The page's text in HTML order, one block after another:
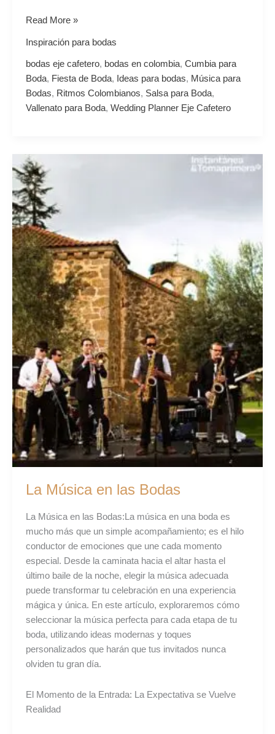
Read More »
Inspiración para bodas
bodas eje cafetero, bodas en colombia, Cumbia para
Boda, Fiesta de Boda, Ideas para bodas, Música para
Bodas, Ritmos Colombianos, Salsa para Boda,
Vallenato para Boda, Wedding Planner Eje Cafetero
La Música en las Bodas
La Música en las Bodas:La música en una boda es
mucho más que un simple acompañamiento; es el hilo
conductor de emociones que une cada momento
especial. Desde la caminata hacia el altar hasta el
último baile de la noche, elegir la música adecuada
puede transformar tu celebración en una experiencia
mágica y única. En este artículo, exploraremos cómo
seleccionar la música perfecta para cada etapa de tu
boda, utilizando ideas modernas y toques
personalizados que harán que tus invitados nunca
olviden tu gran día.
El Momento de la Entrada: La Expectativa se Vuelve
Realidad
La
Música
en
las
Bodas